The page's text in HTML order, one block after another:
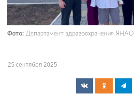
Фото: Департамент здравоохранения ЯНАО
25 сентября 2025